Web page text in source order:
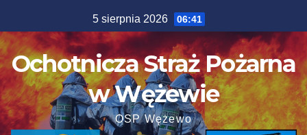
to
content
5 sierpnia 2026 06:41
Ochotnicza Straż Pożarna
w Wężewie
OSP Wężewo